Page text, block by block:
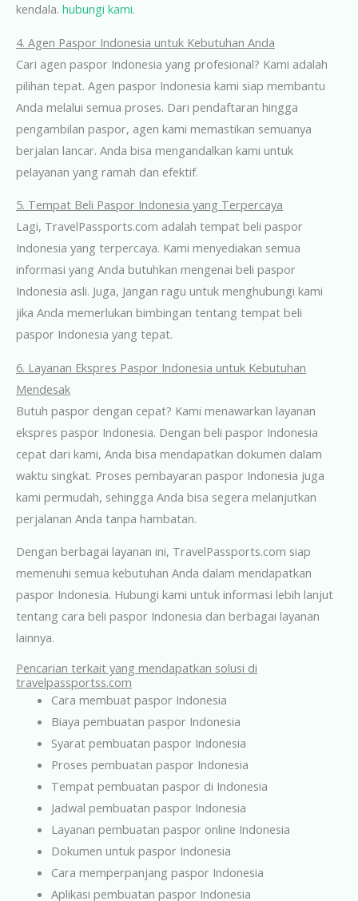
kendala. hubungi kami.
4. Agen Paspor Indonesia untuk Kebutuhan Anda
Cari agen paspor Indonesia yang profesional? Kami adalah
pilihan tepat. Agen paspor Indonesia kami siap membantu
Anda melalui semua proses. Dari pendaftaran hingga
pengambilan paspor, agen kami memastikan semuanya
berjalan lancar. Anda bisa mengandalkan kami untuk
pelayanan yang ramah dan efektif.
5. Tempat Beli Paspor Indonesia yang Terpercaya
Lagi, TravelPassports.com adalah tempat beli paspor
Indonesia yang terpercaya. Kami menyediakan semua
informasi yang Anda butuhkan mengenai beli paspor
Indonesia asli. Juga, Jangan ragu untuk menghubungi kami
jika Anda memerlukan bimbingan tentang tempat beli
paspor Indonesia yang tepat.
6. Layanan Ekspres Paspor Indonesia untuk Kebutuhan
Mendesak
Butuh paspor dengan cepat? Kami menawarkan layanan
ekspres paspor Indonesia. Dengan beli paspor Indonesia
cepat dari kami, Anda bisa mendapatkan dokumen dalam
waktu singkat. Proses pembayaran paspor Indonesia juga
kami permudah, sehingga Anda bisa segera melanjutkan
perjalanan Anda tanpa hambatan.
Dengan berbagai layanan ini, TravelPassports.com siap
memenuhi semua kebutuhan Anda dalam mendapatkan
paspor Indonesia. Hubungi kami untuk informasi lebih lanjut
tentang cara beli paspor Indonesia dan berbagai layanan
lainnya.
Pencarian terkait yang mendapatkan solusi di
travelpassportss.com
Cara membuat paspor Indonesia
Biaya pembuatan paspor Indonesia
Syarat pembuatan paspor Indonesia
Proses pembuatan paspor Indonesia
Tempat pembuatan paspor di Indonesia
Jadwal pembuatan paspor Indonesia
Layanan pembuatan paspor online Indonesia
Dokumen untuk paspor Indonesia
Cara memperpanjang paspor Indonesia
Aplikasi pembuatan paspor Indonesia